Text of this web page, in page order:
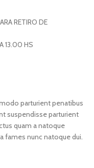
RETIRO DE
13.00 HS
parturient penatibus
suspendisse parturient
quam a natoque
fames nunc natoque dui.